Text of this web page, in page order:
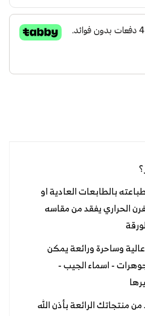
بالطابعات العادية او
الحراري يفقد من مقاسه
وساحرة ورائعة يمكن
- اسماء الجيب -
منتجاتك الرائعة بأذن الله